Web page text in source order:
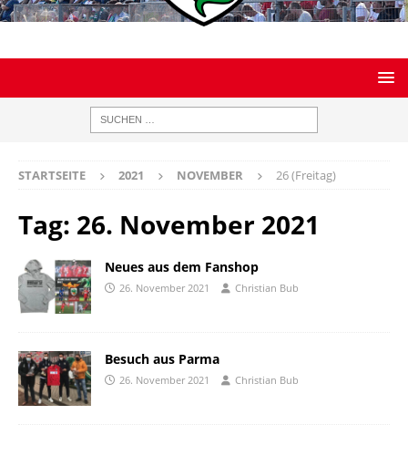
STARTSEITE 2021 NOVEMBER 26 (Freitag)
Tag: 26. November 2021
Neues aus dem Fanshop
26. November 2021 Christian Bub
Besuch aus Parma
26. November 2021 Christian Bub